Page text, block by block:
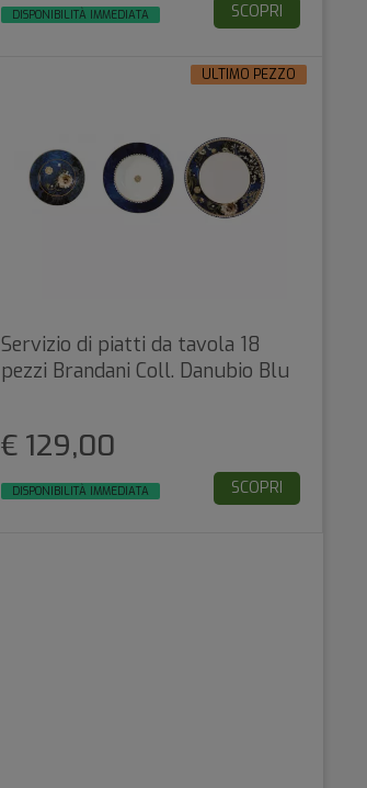
DISPONIBILITÀ IMMEDIATA SCOPRI
ULTIMO PEZZO
Servizio di piatti da tavola 18
pezzi Brandani Coll. Danubio Blu
€ 129,00
DISPONIBILITÀ IMMEDIATA SCOPRI